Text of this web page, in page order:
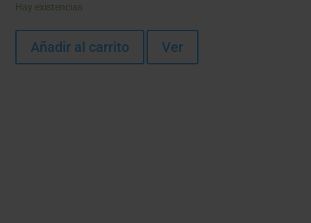
Hay existencias
Añadir al carrito Ver